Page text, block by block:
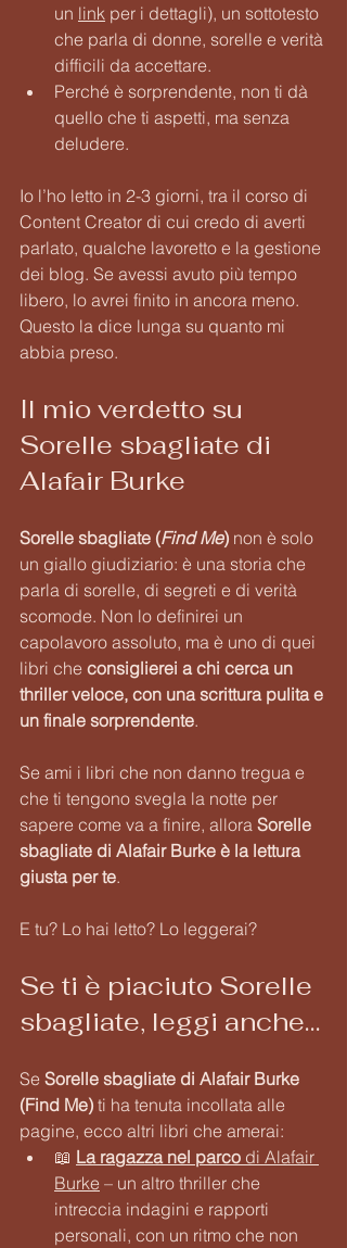
un link per i dettagli), un sottotesto
che parla di donne, sorelle e verità
difficili da accettare.
Perché è sorprendente, non ti dà
quello che ti aspetti, ma senza
deludere.
Io l’ho letto in 2-3 giorni, tra il corso di
Content Creator di cui credo di averti
parlato, qualche lavoretto e la gestione
dei blog. Se avessi avuto più tempo
libero, lo avrei finito in ancora meno.
Questo la dice lunga su quanto mi
abbia preso.
Il mio verdetto su
Sorelle sbagliate di
Alafair Burke
Sorelle sbagliate (Find Me) non è solo
un giallo giudiziario: è una storia che
parla di sorelle, di segreti e di verità
scomode. Non lo definirei un
capolavoro assoluto, ma è uno di quei
libri che consiglierei a chi cerca un
thriller veloce, con una scrittura pulita e
un finale sorprendente.
Se ami i libri che non danno tregua e
che ti tengono svegla la notte per
sapere come va a finire, allora Sorelle
sbagliate di Alafair Burke è la lettura
giusta per te.
E tu? Lo hai letto? Lo leggerai?
Se ti è piaciuto Sorelle
sbagliate, leggi anche…
Se Sorelle sbagliate di Alafair Burke
(Find Me) ti ha tenuta incollata alle
pagine, ecco altri libri che amerai:
📖 La ragazza nel parco di Alafair
Burke – un altro thriller che
intreccia indagini e rapporti
personali, con un ritmo che non